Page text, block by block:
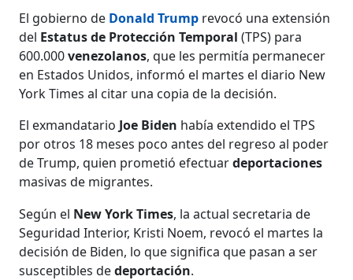
El gobierno de Donald Trump revocó una extensión
del Estatus de Protección Temporal (TPS) para
600.000venezolanos, que les permitía permanecer
en Estados Unidos, informó el martes el diario New
York Times al citar una copia de la decisión.
El exmandatario Joe Biden había extendido el TPS
por otros 18 meses poco antes del regreso al poder
de Trump, quien prometió efectuardeportaciones
masivas de migrantes.
Según el New York Times, la actual secretaria de
Seguridad Interior, Kristi Noem, revocó el martes la
decisión de Biden, lo que significa que pasan a ser
susceptibles dedeportación.